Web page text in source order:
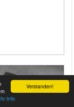
Verstanden!
Info